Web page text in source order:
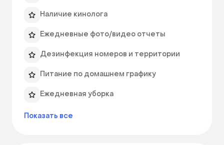
Алексей Мамаевы, профессиональные
кинологи, зоо-отельеры и заводчики.
Наличие кинолога
Ежедневные фото/видео отчеты
Дезинфекция номеров и территории
Питание по домашнем графику
Ежедневная уборка
Показать все